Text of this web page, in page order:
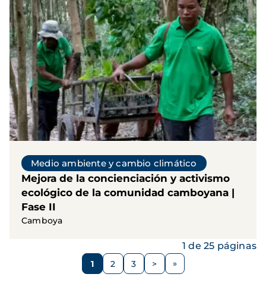
Medio ambiente y cambio climático
Mejora de la concienciación y activismo
ecológico de la comunidad camboyana |
Fase II
Camboya
Página
1 Página
2 Página
3
Siguiente
>
1 de 25 páginas